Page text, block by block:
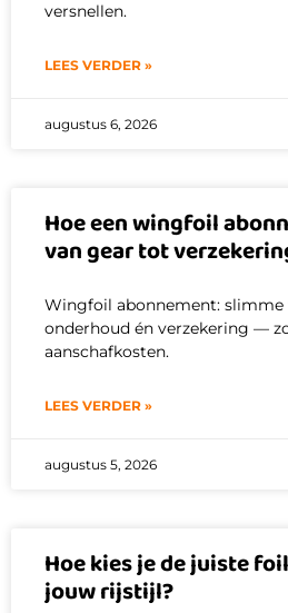
versnellen.
LEES VERDER »
augustus 6, 2026
Hoe een wingfoil
van gear tot
Wingfoil abonnement:
onderhoud én verzekering —
aanschafkosten.
LEES VERDER »
augustus 5, 2026
Hoe kies je de juiste
jouw rijstijl?